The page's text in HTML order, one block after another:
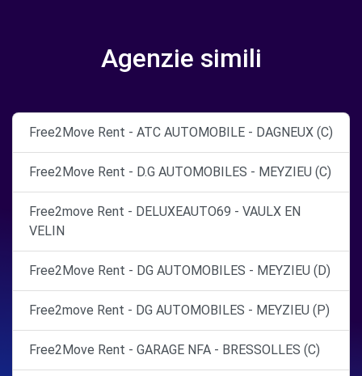
Agenzie simili
Free2Move Rent - ATC AUTOMOBILE - DAGNEUX (C)
Free2Move Rent - D.G AUTOMOBILES - MEYZIEU (C)
Free2move Rent - DELUXEAUTO69 - VAULX EN
VELIN
Free2Move Rent - DG AUTOMOBILES - MEYZIEU (D)
Free2move Rent - DG AUTOMOBILES - MEYZIEU (P)
Free2Move Rent - GARAGE NFA - BRESSOLLES (C)